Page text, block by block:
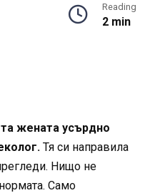
Reading
2 min
жената усърдно
Тя си направила
Нищо не
Само